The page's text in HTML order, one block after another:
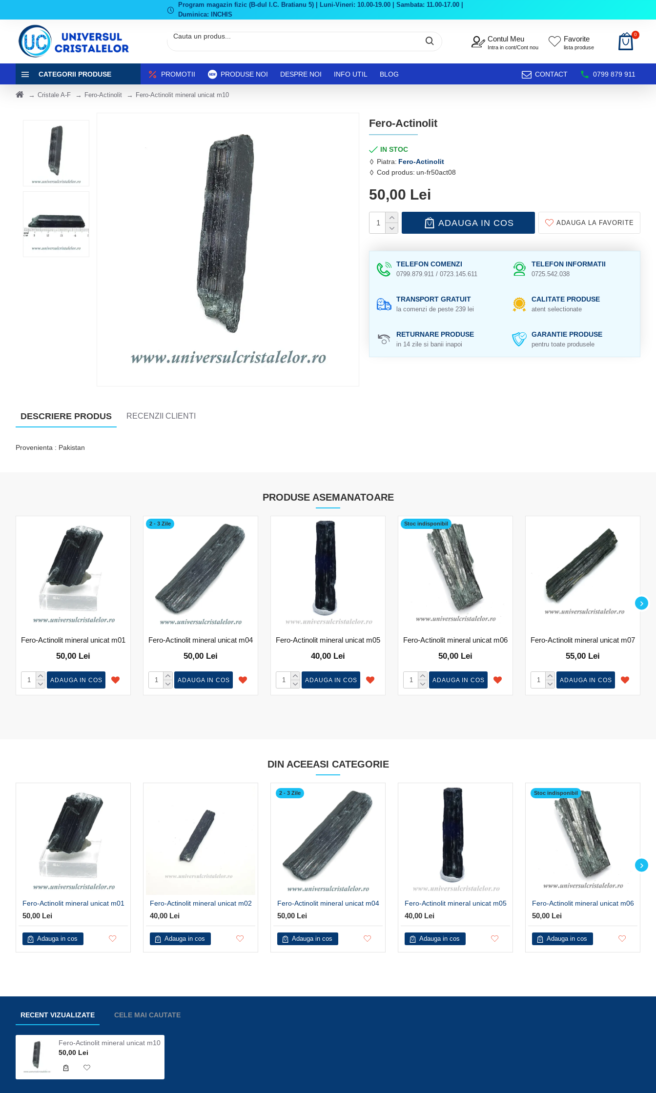
Program magazin fizic (B-dul I.C. Bratianu 5) | Luni-Vineri: 10.00-19.00 | Sambata: 11.00-17.00 |
Duminica: INCHIS
Contul Meu
Intra in cont/Cont nou
Favorite
lista produse
0
CATEGORII PRODUSE PROMOTII PRODUSE NOI DESPRE NOI INFO UTIL BLOG CONTACT 0799 879 911
Cristale A-F Fero-Actinolit Fero-Actinolit mineral unicat m10
Fero-Actinolit
IN STOC
Piatra: Fero-Actinolit
Cod produs: un-fr50act08
50,00 Lei
ADAUGA IN COS ADAUGA LA FAVORITE
TELEFON COMENZI
0799.879.911 / 0723.145.611
TELEFON INFORMATII
0725.542.038
TRANSPORT GRATUIT
la comenzi de peste 239 lei
CALITATE PRODUSE
atent selectionate
RETURNARE PRODUSE
in 14 zile si banii inapoi
GARANTIE PRODUSE
pentru toate produsele
DESCRIERE PRODUS RECENZII CLIENTI
Provenienta : Pakistan
PRODUSE ASEMANATOARE
Fero-Actinolit mineral unicat m01
50,00 Lei
ADAUGA IN COS
2 - 3 Zile
Fero-Actinolit mineral unicat m04
50,00 Lei
ADAUGA IN COS
Fero-Actinolit mineral unicat m05
40,00 Lei
ADAUGA IN COS
Stoc indisponibil
Fero-Actinolit mineral unicat m06
50,00 Lei
ADAUGA IN COS
Fero-Actinolit mineral unicat m07
55,00 Lei
ADAUGA IN COS
DIN ACEEASI CATEGORIE
Fero-Actinolit mineral unicat m01
50,00 Lei
Adauga in cos
Fero-Actinolit mineral unicat m02
40,00 Lei
Adauga in cos
2 - 3 Zile
Fero-Actinolit mineral unicat m04
50,00 Lei
Adauga in cos
Fero-Actinolit mineral unicat m05
40,00 Lei
Adauga in cos
Stoc indisponibil
Fero-Actinolit mineral unicat m06
50,00 Lei
Adauga in cos
RECENT VIZUALIZATE CELE MAI CAUTATE
Fero-Actinolit mineral unicat m10
50,00 Lei